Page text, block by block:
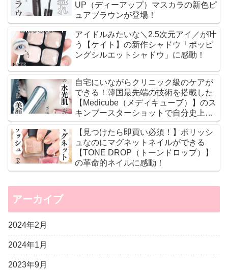
UP（ディーアップ）マスカラの新色ピ
ュアブラウンが登場！
アイドルみたいな＼2.5次元アイ／が叶
う【ケイト】の新作シャドウ「ポッピ
ングシルエットシャドウ」に感動！
自宅にいながらクリニック級のケアが
できる！韓国最先端の技術を搭載した
【Medicube（メディキューブ）】のス
キンブースターショットで自分史上最
高のツヤ肌に♡
【見つけたら即買い必須！】ポリッシ
ュなのにマグネットネイルができる
【TONE DROP（トーンドロップ）】
の革命的ネイルに感動！
アーカイブ
2024年2月
2024年1月
2023年9月